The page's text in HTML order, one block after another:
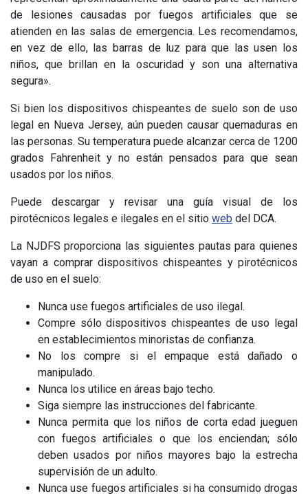
de lesiones causadas por fuegos artificiales que se
atienden en las salas de emergencia. Les recomendamos,
en vez de ello, las barras de luz para que las usen los
niños, que brillan en la oscuridad y son una alternativa
segura».
Si bien los dispositivos chispeantes de suelo son de uso
legal en Nueva Jersey, aún pueden causar quemaduras en
las personas. Su temperatura puede alcanzar cerca de 1200
grados Fahrenheit y no están pensados para que sean
usados por los niños.
Puede descargar y revisar una guía visual de los
pirotécnicos legales e ilegales en el sitio web del DCA.
La NJDFS proporciona las siguientes pautas para quienes
vayan a comprar dispositivos chispeantes y pirotécnicos
de uso en el suelo:
Nunca use fuegos artificiales de uso ilegal.
Compre sólo dispositivos chispeantes de uso legal
en establecimientos minoristas de confianza.
No los compre si el empaque está dañado o
manipulado.
Nunca los utilice en áreas bajo techo.
Siga siempre las instrucciones del fabricante.
Nunca permita que los niños de corta edad jueguen
con fuegos artificiales o que los enciendan; sólo
deben usados por niños mayores bajo la estrecha
supervisión de un adulto.
Nunca use fuegos artificiales si ha consumido drogas